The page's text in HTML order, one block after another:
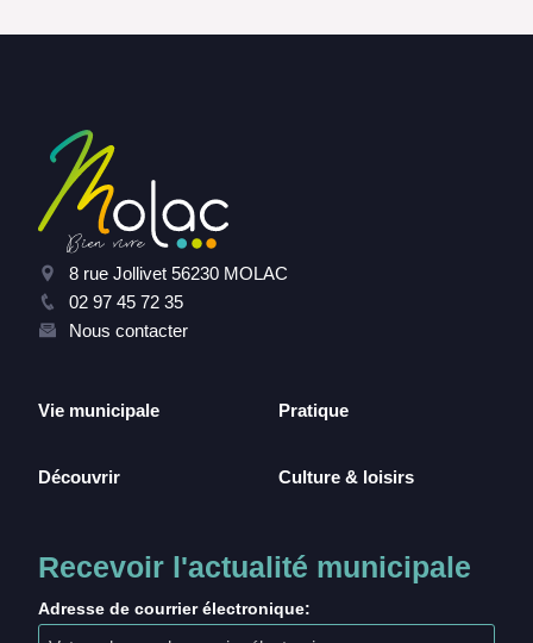
8 rue Jollivet 56230 MOLAC
02 97 45 72 35
Nous contacter
Vie municipale
Découvrir
Pratique
Culture & loisirs
Recevoir l'actualité municipale
Adresse de courrier électronique: